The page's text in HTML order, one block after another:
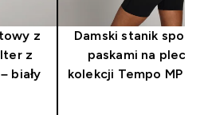
z
z
biały
Damski stanik
paskami na
kolekcji Tempo MP –